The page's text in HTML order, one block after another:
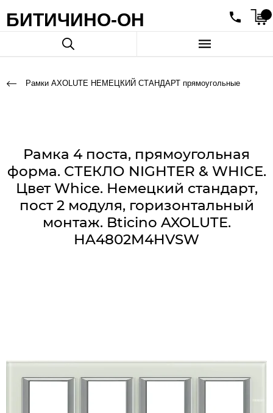
БИТИЧИНО-ОН
Рамки AXOLUTE НЕМЕЦКИЙ СТАНДАРТ прямоугольные
Рамка 4 поста, прямоугольная
форма. СТЕКЛО NIGHTER & WHICE.
Цвет Whice. Немецкий стандарт,
пост 2 модуля, горизонтальный
монтаж. Bticino AXOLUTE.
HA4802M4HVSW